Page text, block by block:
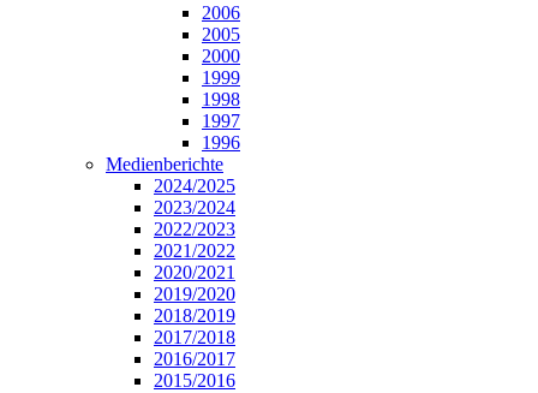
2006
2005
2000
1999
1998
1997
1996
Medienberichte
2024/2025
2023/2024
2022/2023
2021/2022
2020/2021
2019/2020
2018/2019
2017/2018
2016/2017
2015/2016